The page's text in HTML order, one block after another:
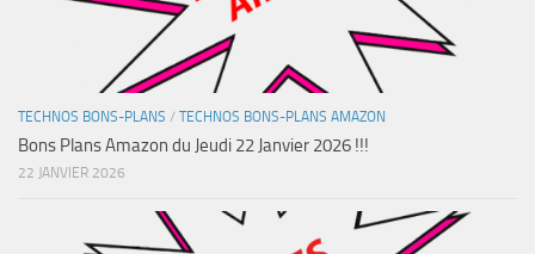
TECHNOS BONS-PLANS / TECHNOS BONS-PLANS AMAZON
Bons Plans Amazon du Jeudi 22 Janvier 2026 !!!
22 JANVIER 2026